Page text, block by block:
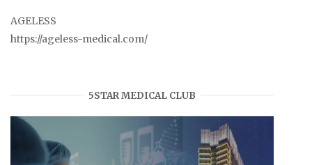
AGELESS
https://ageless-medical.com/
5STAR MEDICAL CLUB